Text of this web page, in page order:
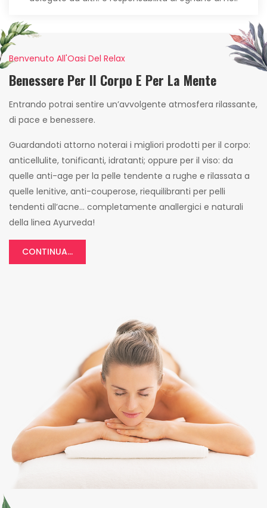
Benvenuto All'Oasi Del Relax
Benessere Per Il Corpo E Per La Mente
Entrando potrai sentire un’avvolgente atmosfera rilassante,
di pace e benessere.
Guardandoti attorno noterai i migliori prodotti per il corpo:
anticellulite, tonificanti, idratanti; oppure per il viso: da
quelle anti-age per la pelle tendente a rughe e rilassata a
quelle lenitive, anti-couperose, riequilibranti per pelli
tendenti all’acne… completamente anallergici e naturali
della linea Ayurveda!
CONTINUA...